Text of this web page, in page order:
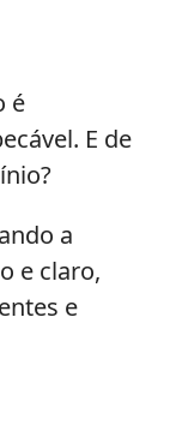
é
E de
a
e claro,
e